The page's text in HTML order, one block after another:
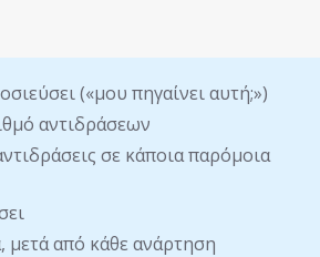
(«μου πηγαίνει αυτή;»)
αντιδράσεων
σε κάποια παρόμοια
μετά από κάθε ανάρτηση